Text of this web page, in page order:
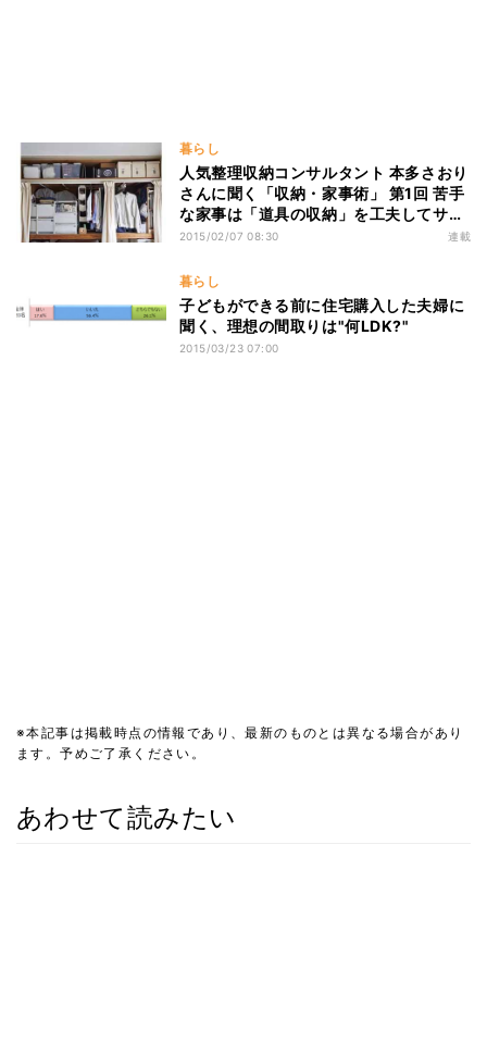
暮らし
人気整理収納コンサルタント 本多さおり
さんに聞く「収納・家事術」 第1回 苦手
な家事は「道具の収納」を工夫してサク
サク進める
2015/02/07 08:30 連載
暮らし
子どもができる前に住宅購入した夫婦に
聞く、理想の間取りは"何LDK?"
2015/03/23 07:00
※本記事は掲載時点の情報であり、最新のものとは異なる場合があり
ます。予めご了承ください。
あわせて読みたい